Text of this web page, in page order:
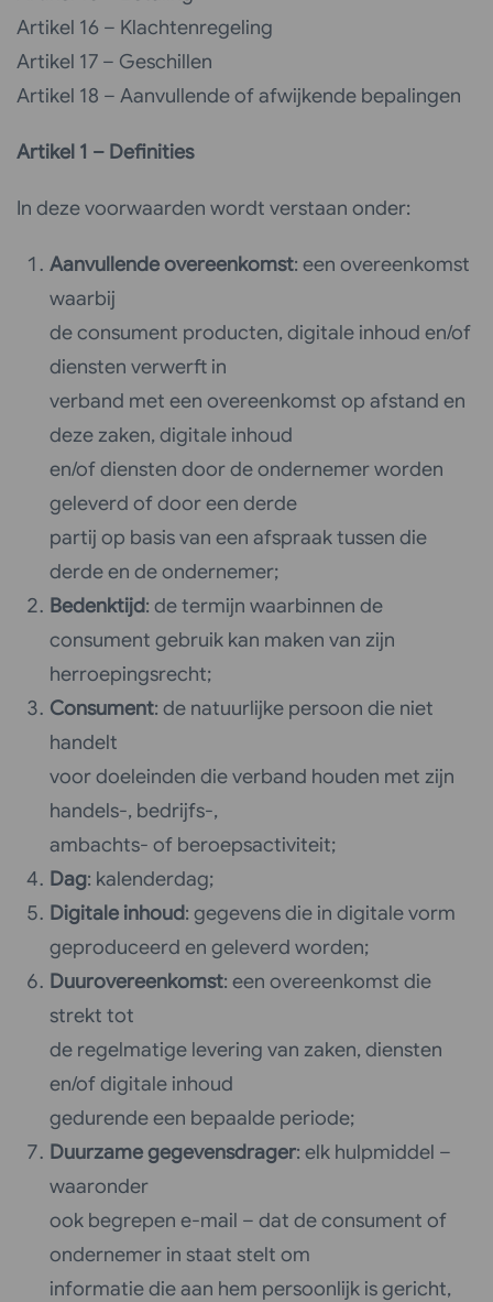
Artikel 16 – Klachtenregeling
Artikel 17 – Geschillen
Artikel 18 – Aanvullende of afwijkende bepalingen
Artikel 1 – Definities
In deze voorwaarden wordt verstaan onder:
Aanvullende overeenkomst: een overeenkomst
waarbij
de consument producten, digitale inhoud en/of
diensten verwerft in
verband met een overeenkomst op afstand en
deze zaken, digitale inhoud
en/of diensten door de ondernemer worden
geleverd of door een derde
partij op basis van een afspraak tussen die
derde en de ondernemer;
Bedenktijd: de termijn waarbinnen de
consument gebruik kan maken van zijn
herroepingsrecht;
Consument: de natuurlijke persoon die niet
handelt
voor doeleinden die verband houden met zijn
handels-, bedrijfs-,
ambachts- of beroepsactiviteit;
Dag: kalenderdag;
Digitale inhoud: gegevens die in digitale vorm
geproduceerd en geleverd worden;
Duurovereenkomst: een overeenkomst die
strekt tot
de regelmatige levering van zaken, diensten
en/of digitale inhoud
gedurende een bepaalde periode;
Duurzame gegevensdrager: elk hulpmiddel –
waaronder
ook begrepen e-mail – dat de consument of
ondernemer in staat stelt om
informatie die aan hem persoonlijk is gericht,